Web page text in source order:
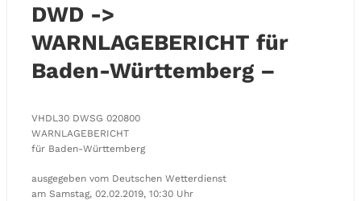
DWD ->
WARNLAGEBERICHT für
Baden-Württemberg –
VHDL30 DWSG 020800
WARNLAGEBERICHT
für Baden-Württemberg
ausgegeben vom Deutschen Wetterdienst
am Samstag, 02.02.2019, 10:30 Uhr